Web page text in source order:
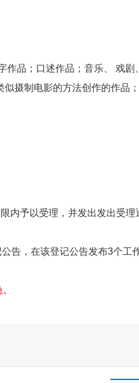
作品；口述作品；音乐、 戏剧
摄制电影的方法创作的作品
内予以受理，并发出发出受理
告，在该登记公告发布3个工